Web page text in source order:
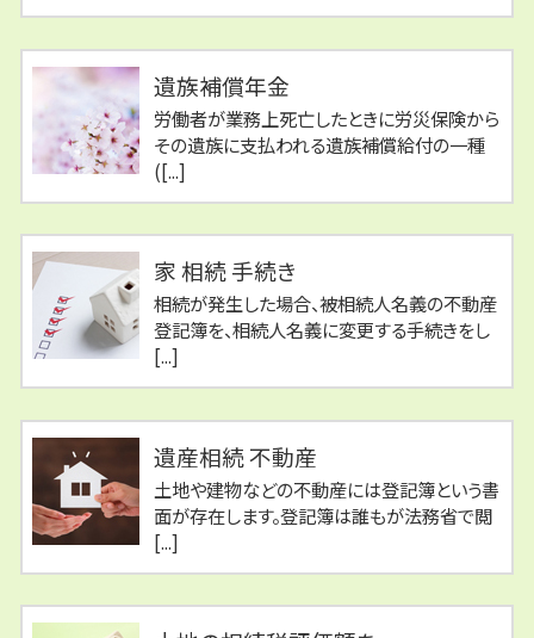
遺族補償年金
労働者が業務上死亡したときに労災保険から
その遺族に支払われる遺族補償給付の一種
([...]
家 相続 手続き
相続が発生した場合、被相続人名義の不動産
登記簿を、相続人名義に変更する手続きをし
[...]
遺産相続 不動産
土地や建物などの不動産には登記簿という書
面が存在します。登記簿は誰もが法務省で閲
[...]